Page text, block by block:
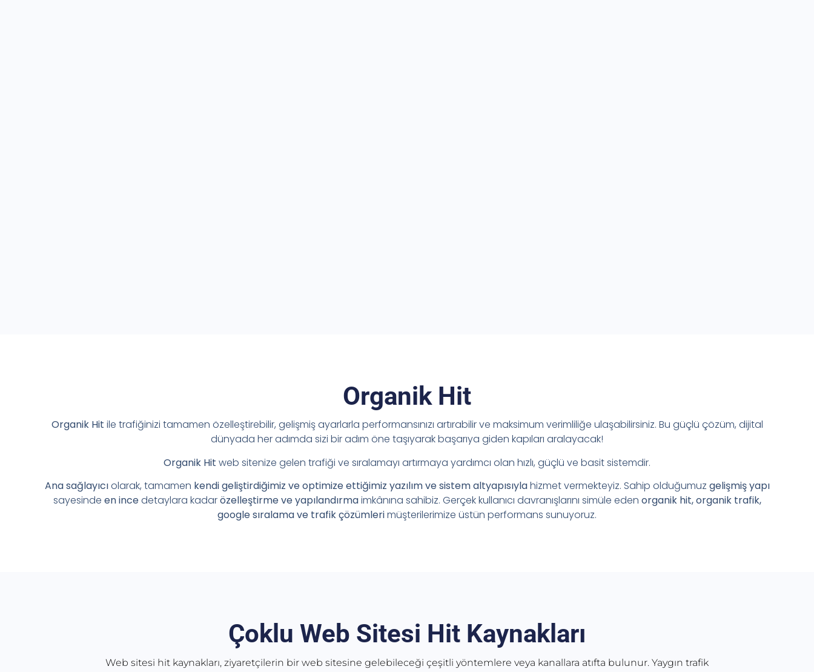
Organik Hit
Organik Hit ile trafiğinizi tamamen özelleştirebilir, gelişmiş ayarlarla performansınızı artırabilir ve maksimum verimliliğe ulaşabilirsiniz. Bu güçlü çözüm, dijital
dünyada her adımda sizi bir adım öne taşıyarak başarıya giden kapıları aralayacak!
Organik Hit web sitenize gelen trafiği ve sıralamayı artırmaya yardımcı olan hızlı, güçlü ve basit sistemdir.
Ana sağlayıcıolarak, tamamen kendi geliştirdiğimiz ve optimize ettiğimiz yazılım ve sistem altyapısıylahizmet vermekteyiz. Sahip olduğumuz gelişmiş yapı
sayesinde en incedetaylara kadarözelleştirme ve yapılandırmaimkânına sahibiz. Gerçek kullanıcı davranışlarını simüle eden organik hit, organik trafik,
google sıralama ve trafik çözümlerimüşterilerimize üstün performans sunuyoruz.
Çoklu Web Sitesi Hit Kaynakları
Web sitesi hit kaynakları, ziyaretçilerin bir web sitesine gelebileceği çeşitli yöntemlere veya kanallara atıfta bulunur. Yaygın trafik